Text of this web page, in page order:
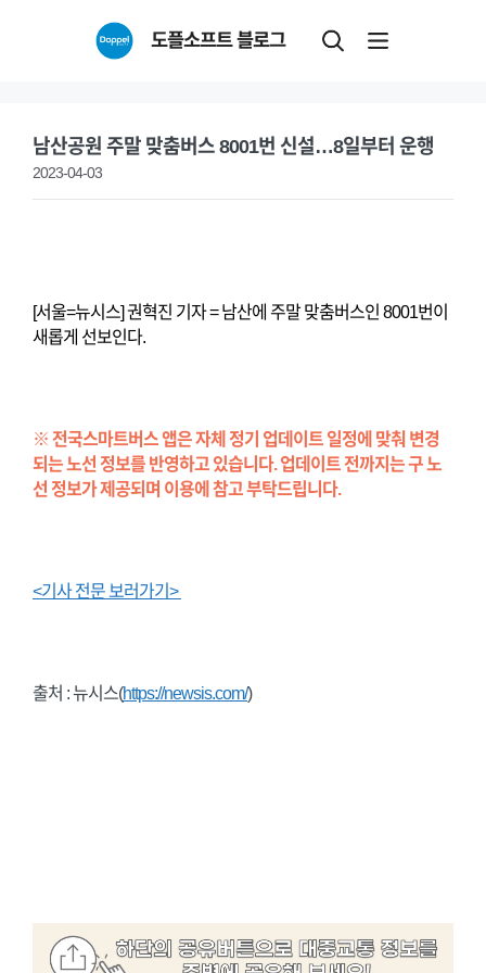
도플소프트 블로그
남산공원 주말 맞춤버스 8001번 신설…8일부터 운행
2023-04-03
[서울=뉴시스] 권혁진 기자 = 남산에 주말 맞춤버스인 8001번이
새롭게 선보인다.
※ 전국스마트버스 앱은 자체 정기 업데이트 일정에 맞춰 변경
되는 노선 정보를 반영하고 있습니다. 업데이트 전까지는 구 노
선 정보가 제공되며 이용에 참고 부탁드립니다.
<기사 전문 보러가기>
출처 : 뉴시스(https://newsis.com/)